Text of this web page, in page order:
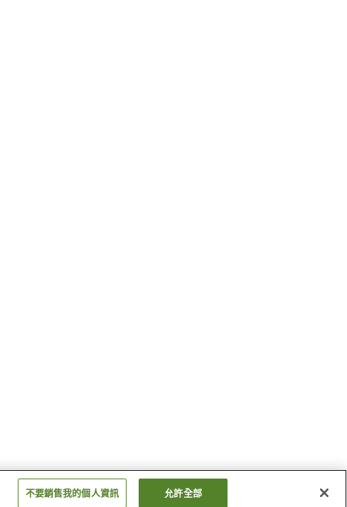
不要銷售我的個人資訊 允許全部